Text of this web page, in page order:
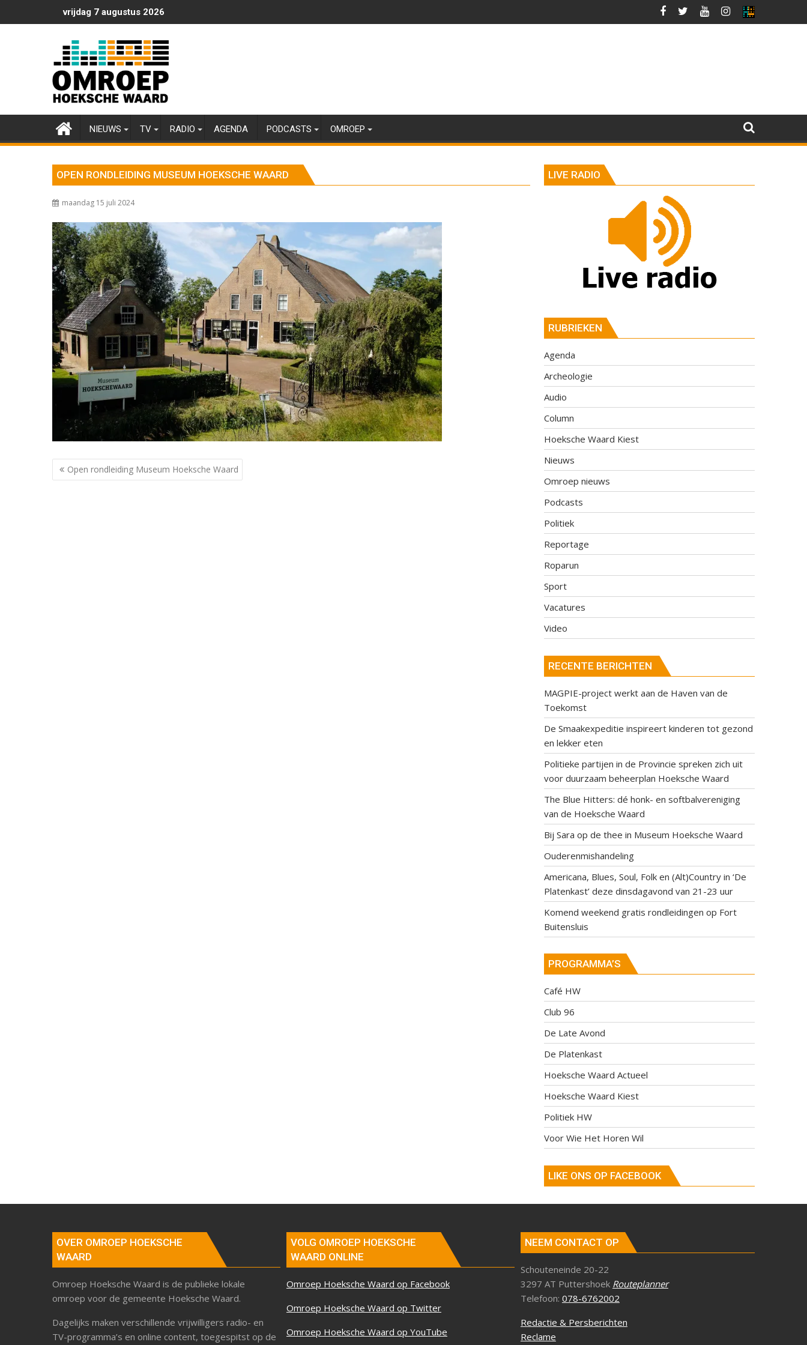
naar
vrijdag 7 augustus 2026
NIEUWS TV RADIO AGENDA PODCASTS OMROEP
OPEN RONDLEIDING MUSEUM HOEKSCHE WAARD
maandag 15 juli 2024
Berichtnavigatie
Open rondleiding Museum Hoeksche Waard
LIVE RADIO
RUBRIEKEN
Agenda
Archeologie
Audio
Column
Hoeksche Waard Kiest
Nieuws
Omroep nieuws
Podcasts
Politiek
Reportage
Roparun
Sport
Vacatures
Video
RECENTE BERICHTEN
MAGPIE-project werkt aan de Haven van de
Toekomst
De Smaakexpeditie inspireert kinderen tot gezond
en lekker eten
Politieke partijen in de Provincie spreken zich uit
voor duurzaam beheerplan Hoeksche Waard
The Blue Hitters: dé honk- en softbalvereniging
van de Hoeksche Waard
Bij Sara op de thee in Museum Hoeksche Waard
Ouderenmishandeling
Americana, Blues, Soul, Folk en (Alt)Country in ‘De
Platenkast’ deze dinsdagavond van 21-23 uur
Komend weekend gratis rondleidingen op Fort
Buitensluis
PROGRAMMA’S
Café HW
Club 96
De Late Avond
De Platenkast
Hoeksche Waard Actueel
Hoeksche Waard Kiest
Politiek HW
Voor Wie Het Horen Wil
LIKE ONS OP FACEBOOK
OVER OMROEP HOEKSCHE
WAARD
Omroep Hoeksche Waard is de publieke lokale
omroep voor de gemeente Hoeksche Waard.
Dagelijks maken verschillende vrijwilligers radio- en
TV-programma’s en online content, toegespitst op de
VOLG OMROEP HOEKSCHE
WAARD ONLINE
Omroep Hoeksche Waard op Facebook
Omroep Hoeksche Waard op Twitter
Omroep Hoeksche Waard op YouTube
NEEM CONTACT OP
Schouteneinde 20-22
3297 AT Puttershoek Routeplanner
Telefoon: 078-6762002
Redactie & Persberichten
Reclame